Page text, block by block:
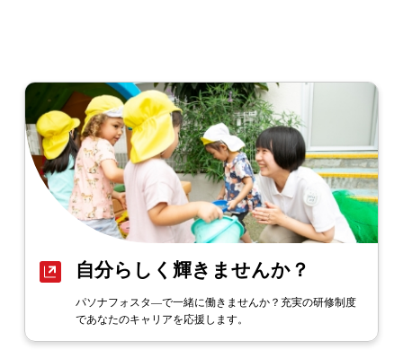
自分らしく輝きませんか？
パソナフォスタ―で一緒に働きませんか？充実の研修制度
であなたのキャリアを応援します。